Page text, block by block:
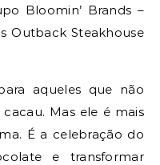
Bloomin’ Brands –
Outback Steakhouse
aqueles que não
Mas ele é mais
É a celebração do
e transformar